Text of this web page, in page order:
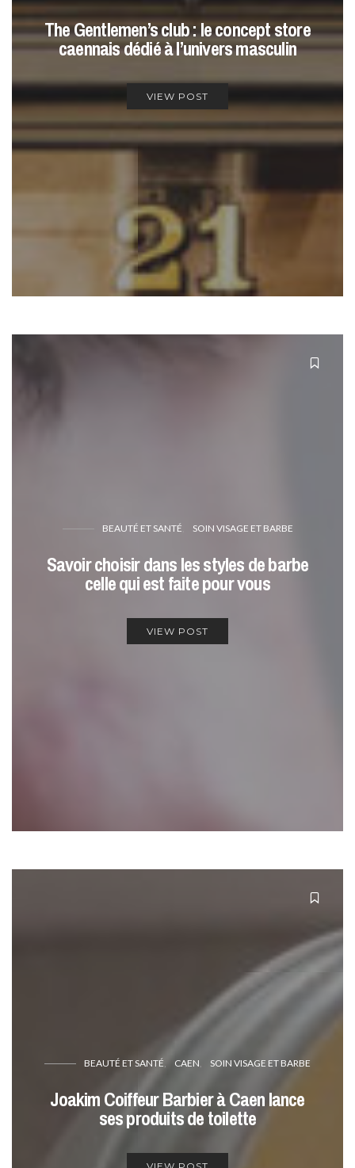
The Gentlemen’s club : le concept store
caennais dédié à l’univers masculin
VIEW POST
BEAUTÉ ET SANTÉ SOIN VISAGE ET BARBE
Savoir choisir dans les styles de barbe
celle qui est faite pour vous
VIEW POST
BEAUTÉ ET SANTÉ CAEN SOIN VISAGE ET BARBE
Joakim Coiffeur Barbier à Caen lance
ses produits de toilette